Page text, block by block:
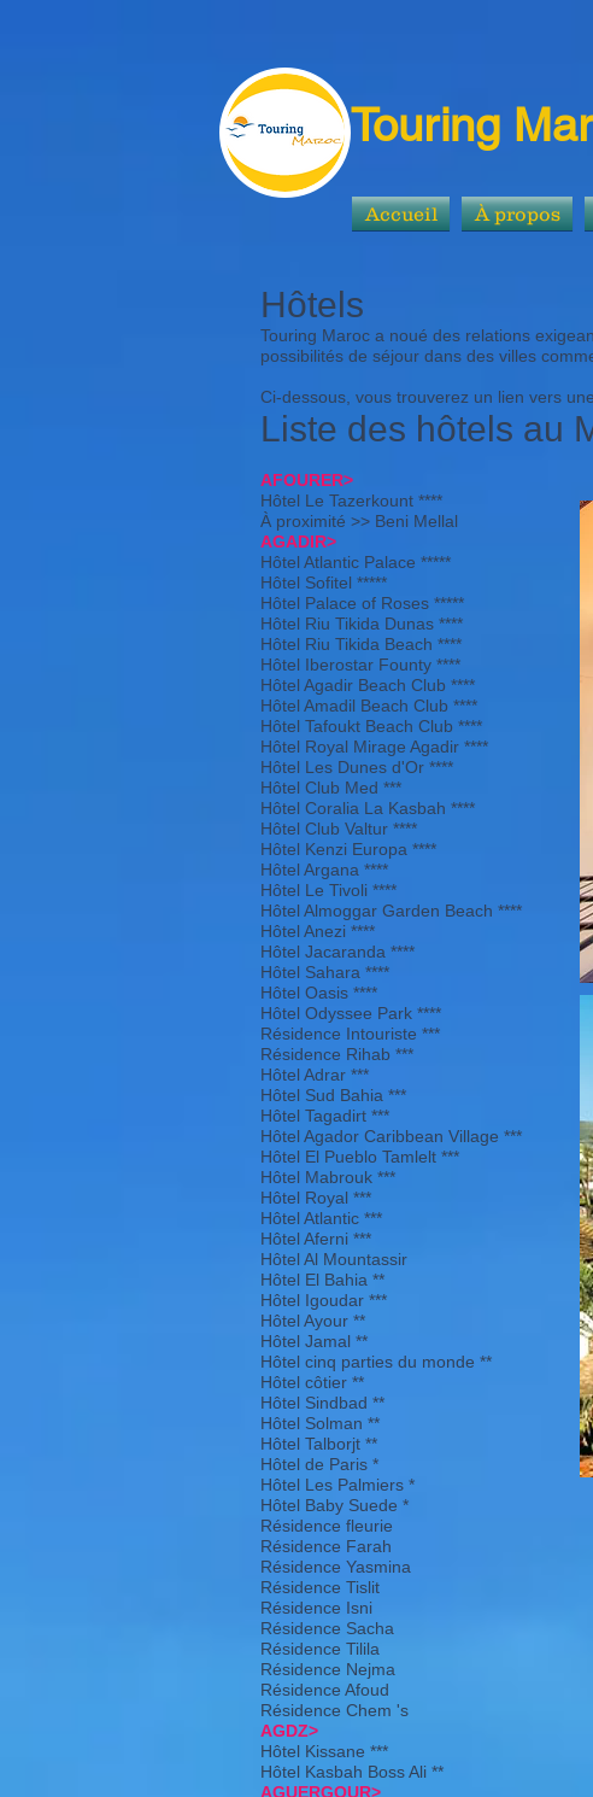
Touring
Accueil À propos
Hôtels
Touring Maroc a noué des relations
possibilités de séjour dans des villes
Ci-dessous, vous trouverez un lien vers
Liste des hôtels au
AFOURER>
Hôtel Le Tazerkount ****
À proximité >> Beni Mellal
AGADIR>
Hôtel Atlantic Palace *****
Hôtel Sofitel *****
Hôtel Palace of Roses *****
Hôtel Riu Tikida Dunas ****
Hôtel Riu Tikida Beach ****
Hôtel Iberostar Founty ****
Hôtel Agadir Beach Club ****
Hôtel Amadil Beach Club ****
Hôtel Tafoukt Beach Club ****
Hôtel Royal Mirage Agadir ****
Hôtel Les Dunes d'Or ****
Hôtel Club Med ***
Hôtel Coralia La Kasbah ****
Hôtel Club Valtur ****
Hôtel Kenzi Europa ****
Hôtel Argana ****
Hôtel Le Tivoli ****
Hôtel Almoggar Garden Beach ****
Hôtel Anezi ****
Hôtel Jacaranda ****
Hôtel Sahara ****
Hôtel Oasis ****
Hôtel Odyssee Park ****
Résidence Intouriste ***
Résidence Rihab ***
Hôtel Adrar ***
Hôtel Sud Bahia ***
Hôtel Tagadirt ***
Hôtel Agador Caribbean Village ***
Hôtel El Pueblo Tamlelt ***
Hôtel Mabrouk ***
Hôtel Royal ***
Hôtel Atlantic ***
Hôtel Aferni ***
Hôtel Al Mountassir
Hôtel El Bahia **
Hôtel Igoudar ***
Hôtel Ayour **
Hôtel Jamal **
Hôtel cinq parties du monde **
Hôtel côtier **
Hôtel Sindbad **
Hôtel Solman **
Hôtel Talborjt **
Hôtel de Paris *
Hôtel Les Palmiers *
Hôtel Baby Suede *
Résidence fleurie
Résidence Farah
Résidence Yasmina
Résidence Tislit
Résidence Isni
Résidence Sacha
Résidence Tilila
Résidence Nejma
Résidence Afoud
Résidence Chem 's
AGDZ>
Hôtel Kissane ***
Hôtel Kasbah Boss Ali **
AGUERGOUR>